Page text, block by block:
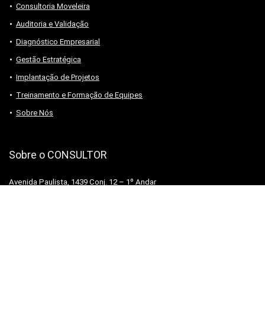
Consultoria Moveleira
Auditoria e Validação
Diagnóstico Empresarial
Gestão Estratégica
Implantação de Projetos
Treinamento e Formação de Equipes
Sobre Nós
Sobre o CONSULTOR
Avenida Paulista, 1439 Conj. 12 – 1º Andar